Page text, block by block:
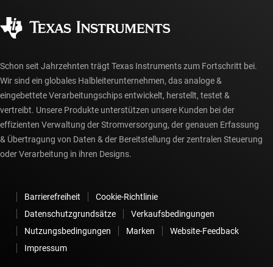
myTI-Konto FAQs
Schon seit Jahrzehnten trägt Texas Instruments zum Fortschritt bei.
Wir sind ein globales Halbleiterunternehmen, das analoge &
eingebettete Verarbeitungschips entwickelt, herstellt, testet &
vertreibt. Unsere Produkte unterstützen unsere Kunden bei der
effizienten Verwaltung der Stromversorgung, der genauen Erfassung
& Übertragung von Daten & der Bereitstellung der zentralen Steuerung
oder Verarbeitung in ihren Designs.
Barrierefreiheit
Cookie-Richtlinie
Datenschutzgrundsätze
Verkaufsbedingungen
Nutzungsbedingungen
Marken
Website-Feedback
Impressum